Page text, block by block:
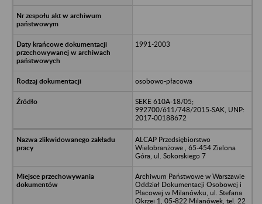
1991-2003
osobowo-płacowa
SEKE 610A-18/05;
992700/611/748/2015-SAK, UNP:
2017-00188672
ALCAP Przedsiębiorstwo
Wielobranżowe , 65-454 Zielona
Góra, ul. Sokorskiego 7
Archiwum Państwowe w Warszawie
Oddział Dokumentacji Osobowej i
Płacowej w Milanówku, ul. Stefana
Okrzei 1, 05-822 Milanówek, tel. 22